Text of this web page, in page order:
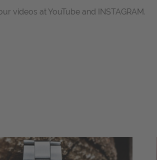
videos at YouTube and INSTAGRAM.